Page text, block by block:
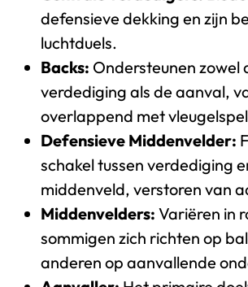
defensieve dekking en zijn
luchtduels.
Backs: Ondersteunen zowel
verdediging als de aanval,
overlappend met
Defensieve Middenvelder:
schakel tussen verdediging
middenveld, verstoren van
Middenvelders: Variëren in
sommigen zich richten op
anderen op aanvallende